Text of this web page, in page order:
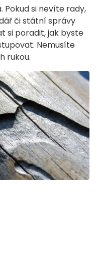
Pokud si nevíte rady,
či státní správy
si poradit, jak byste
Nemusíte
rukou.